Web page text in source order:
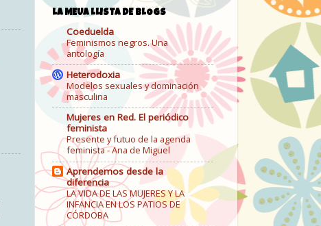
LA MEUA LLISTA DE BLOGS
Coeduelda
Feminismos negros. Una
antología
Heterodoxia
Modelos sexuales y dominación
masculina
Mujeres en Red. El periódico
feminista
Presente y futuo de la agenda
feminista - Ana de Miguel
Aprendemos desde la
diferencia
LA VIDA DE LAS MUJERES Y LA
INFANCIA EN LOS PATIOS DE
CÓRDOBA